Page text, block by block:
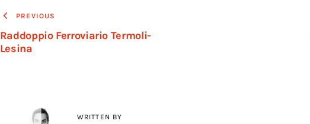
PREVIOUS
Raddoppio Ferroviario Termoli-
Lesina
WRITTEN BY